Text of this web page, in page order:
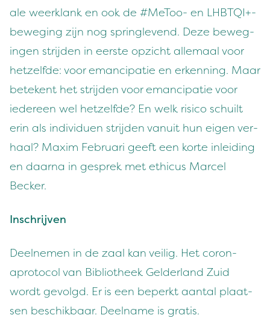
ale weerk­lank en ook de #MeToo- en LHBTQI+-
beweging zijn nog springlevend. Deze beweg­
in­gen stri­j­den in eerste opzicht alle­maal voor
het­zelfde: voor eman­ci­patie en erken­ning. Maar
betekent het stri­j­den voor eman­ci­patie voor
iedereen wel het­zelfde? En welk risi­co schuilt
erin als indi­viduen stri­j­den vanu­it hun eigen ver­
haal? Max­im Feb­ru­ari geeft een korte inlei­d­ing
en daar­na in gesprek met ethi­cus Mar­cel
Becker.
Inschri­jven
Deel­ne­men in de zaal kan veilig. Het coro­n­
apro­to­col van Bib­lio­theek Gelder­land Zuid
wordt gevol­gd. Er is een beperkt aan­tal plaat­
sen beschik­baar. Deel­name is gratis.